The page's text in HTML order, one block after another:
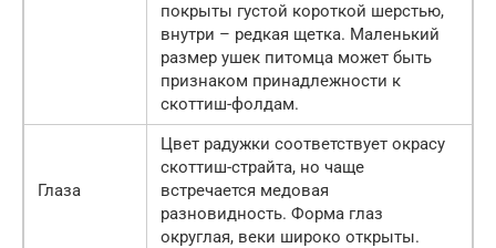
покрыты густой короткой шерстью,
внутри – редкая щетка. Маленький
размер ушек питомца может быть
признаком принадлежности к
скоттиш-фолдам.
Глаза
Цвет радужки соответствует окрасу
скоттиш-страйта, но чаще
встречается медовая
разновидность. Форма глаз
округлая, веки широко открыты.